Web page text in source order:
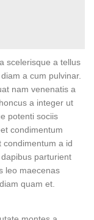
scelerisque a tellus
a cum pulvinar.
nam venenatis a
a integer ut
potenti sociis
condimentum
condimentum a id
parturient
leo maecenas
quam et.